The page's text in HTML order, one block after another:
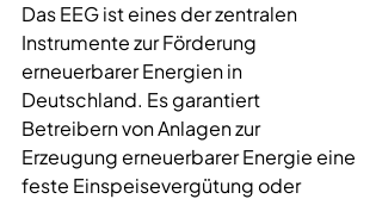
Das EEG ist eines der zentralen
Instrumente zur Förderung
erneuerbarer Energien in
Deutschland. Es garantiert
Betreibern von Anlagen zur
Erzeugung erneuerbarer Energie eine
feste Einspeisevergütung oder